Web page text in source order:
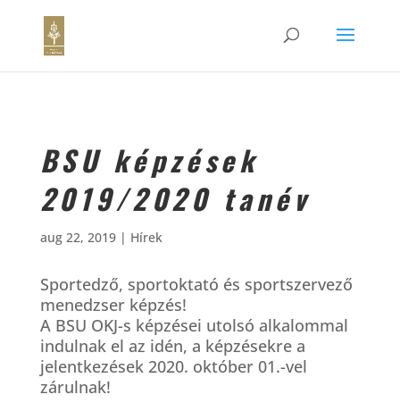
BSU képzések
2019/2020 tanév
aug 22, 2019| Hírek
Sportedző, sportoktató és sportszervező
menedzser képzés!
A BSU OKJ-s képzései utolsó alkalommal
indulnak el az idén, a képzésekre a
jelentkezések 2020. október 01.-vel
zárulnak!